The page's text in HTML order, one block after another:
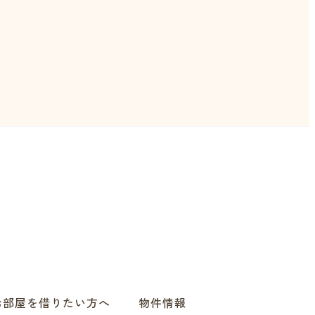
屋を借りたい方へ 物件情報